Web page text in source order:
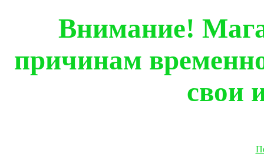
Внимание!
причинам
свои